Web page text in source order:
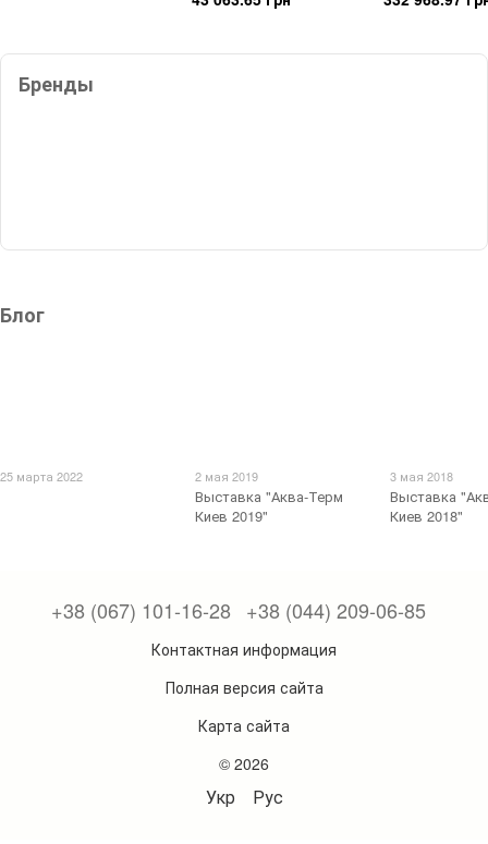
общественные)
Бренды
Блог
25 марта 2022 2 мая 2019
Выставка "Аква-Терм
Киев 2019"
3 мая 2018
Выставка
Киев 2018"
+38 (067) 101-16-28 +38 (044) 209-06-85
Контактная информация
Полная версия сайта
Карта сайта
© 2026
Укр Рус